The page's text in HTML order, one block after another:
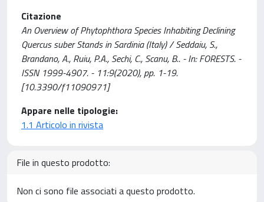
Citazione
An Overview of Phytophthora Species Inhabiting Declining
Quercus suber Stands in Sardinia (Italy) / Seddaiu, S.,
Brandano, A., Ruiu, P.A., Sechi, C., Scanu, B.. - In: FORESTS. -
ISSN 1999-4907. - 11:9(2020), pp. 1-19.
[10.3390/f11090971]
Appare nelle tipologie:
1.1 Articolo in rivista
File in questo prodotto:
Non ci sono file associati a questo prodotto.